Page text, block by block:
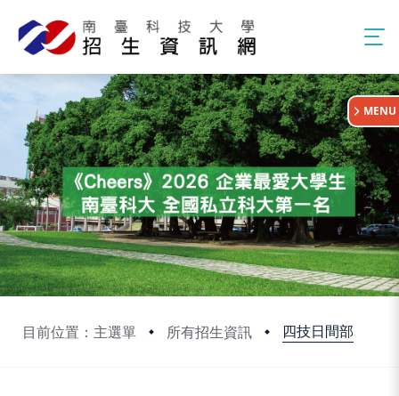
目前位置：主選單 所有招生資訊 四技日間部
:::
MENU